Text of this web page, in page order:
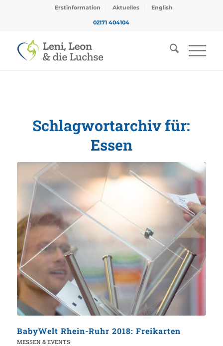
Erstinformation Aktuelles English
02171 404104
Schlagwortarchiv für:
Essen
BabyWelt Rhein-Ruhr 2018: Freikarten
MESSEN & EVENTS